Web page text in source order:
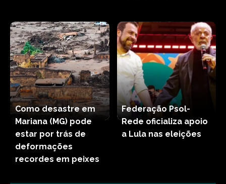
Como desastre em
Mariana (MG) pode
estar por trás de
deformações
recordes em peixes
Federação Psol-
Rede oficializa apoio
a Lula nas eleições